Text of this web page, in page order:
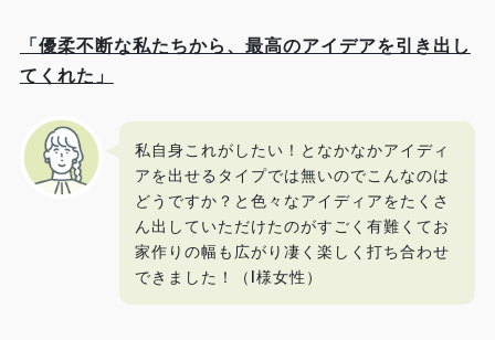
「優柔不断な私たちから、最高のアイデアを引き出し
てくれた」
私自身これがしたい！となかなかアイディ
アを出せるタイプでは無いのでこんなのは
どうですか？と色々なアイディアをたくさ
ん出していただけたのがすごく有難くてお
家作りの幅も広がり凄く楽しく打ち合わせ
できました！（I様女性）